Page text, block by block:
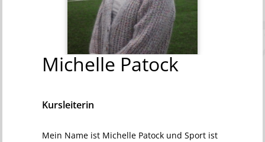
Michelle Patock
Kursleiterin
Mein Name ist Michelle Patock und Sport ist